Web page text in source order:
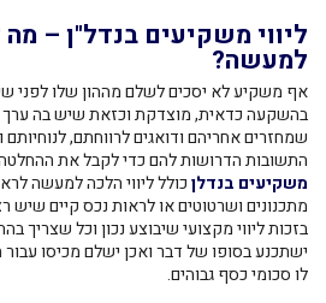
ליווי משקיעים בנדל"ן –
למעשה?
אף משקיע לא יסכים לשלם מההון שלו לפני
בהשקעה כדאית, מוצדקת וכזאת שיש בה ערך
שמחזרים אחריהם ודואגים לרווחתם,
התשובות הדרושות להם כדי לקבל את ההחלטה
משקיעים בנדלןכולל ליווי הלכה למעשה
מתכנונים ושרטוטים או לראות נכס קיים שיש
בזכות ליווי מקצועי שיבוצע נכון וכל שצריך
ישתכנע בסופו של דבר ואכן ישלם מכיסו
לו סכומי כסף גבוהים.